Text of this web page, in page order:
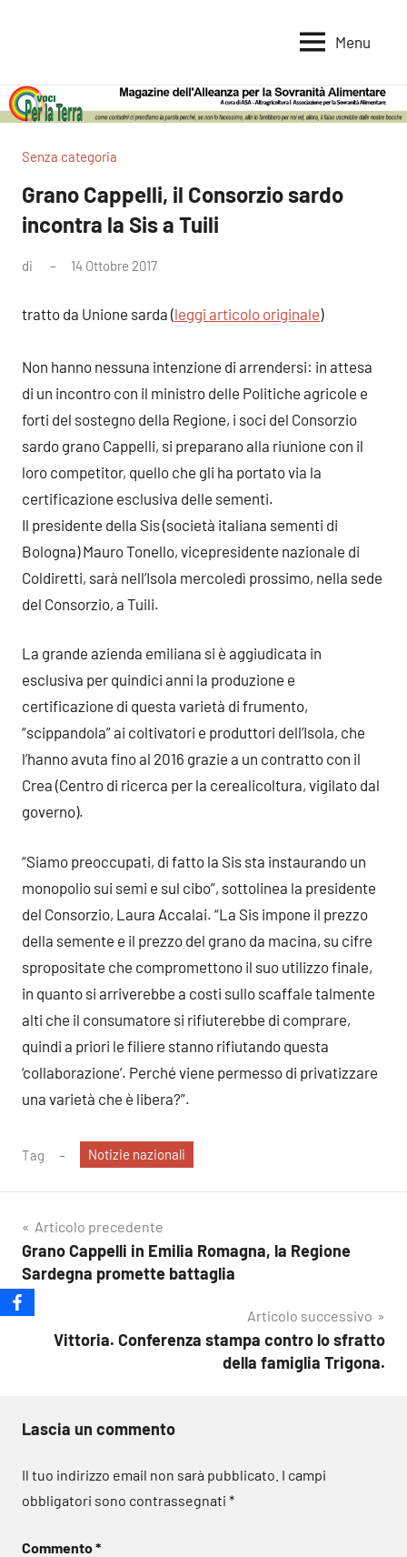
per
la
Terra
per
la
Alimentare
Menu
Senza categoria
Grano Cappelli, il Consorzio sardo
incontra la Sis a Tuili
di 14 Ottobre 2017
tratto da Unione sarda (leggi articolo originale)
Non hanno nessuna intenzione di arrendersi: in attesa
di un incontro con il ministro delle Politiche agricole e
forti del sostegno della Regione, i soci del Consorzio
sardo grano Cappelli, si preparano alla riunione con il
loro competitor, quello che gli ha portato via la
certificazione esclusiva delle sementi.
Il presidente della Sis (società italiana sementi di
Bologna) Mauro Tonello, vicepresidente nazionale di
Coldiretti, sarà nell’Isola mercoledì prossimo, nella sede
del Consorzio, a Tuili.
La grande azienda emiliana si è aggiudicata in
esclusiva per quindici anni la produzione e
certificazione di questa varietà di frumento,
“scippandola” ai coltivatori e produttori dell’Isola, che
l’hanno avuta fino al 2016 grazie a un contratto con il
Crea (Centro di ricerca per la cerealicoltura, vigilato dal
governo).
“Siamo preoccupati, di fatto la Sis sta instaurando un
monopolio sui semi e sul cibo”, sottolinea la presidente
del Consorzio, Laura Accalai. “La Sis impone il prezzo
della semente e il prezzo del grano da macina, su cifre
spropositate che compromettono il suo utilizzo finale,
in quanto si arriverebbe a costi sullo scaffale talmente
alti che il consumatore si rifiuterebbe di comprare,
quindi a priori le filiere stanno rifiutando questa
‘collaborazione’. Perché viene permesso di privatizzare
una varietà che è libera?”.
Tag Notizie nazionali
Navigazione
articoli
Articolo precedente
Grano Cappelli in Emilia Romagna, la Regione
Sardegna promette battaglia
Articolo successivo
Vittoria. Conferenza stampa contro lo sfratto
della famiglia Trigona.
Lascia un commento
Il tuo indirizzo email non sarà pubblicato. I campi
obbligatori sono contrassegnati *
Commento*